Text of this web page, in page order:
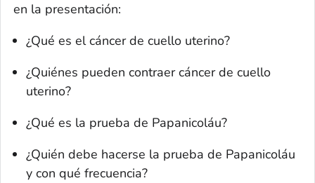
en la presentación:
¿Qué es el cáncer de cuello uterino?
¿Quiénes pueden contraer cáncer de cuello
uterino?
¿Qué es la prueba de Papanicoláu?
¿Quién debe hacerse la prueba de Papanicoláu
y con qué frecuencia?